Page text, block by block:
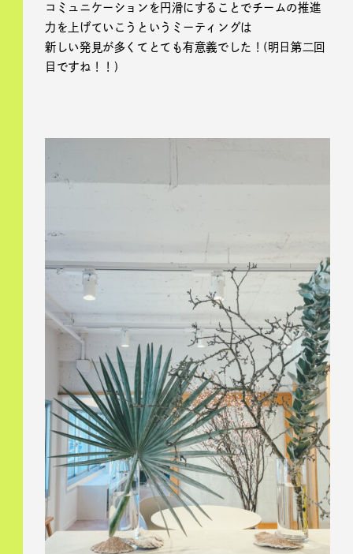
コミュニケーションを円滑にすることでチームの推進
力を上げていこうというミーティングは
新しい発見が多くてとても有意義でした！(明日第二回
目ですね！！)